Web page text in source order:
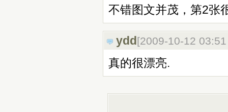
不错图文并茂，第2张
ydd [2009-10-12
真的很漂亮.